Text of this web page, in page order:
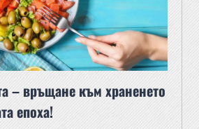
– връщане към храненето
епоха!